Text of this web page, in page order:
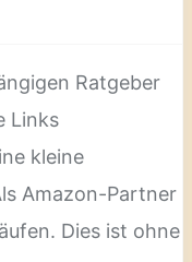
Ratgeber
Links
kleine
Amazon-Partner
Dies ist ohne